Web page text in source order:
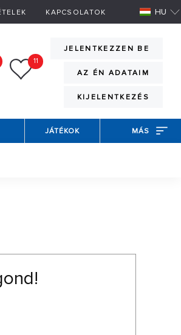
KAPCSOLATOK HU
JELENTKEZZEN BE
AZ ÉN ADATAIM
KIJELENTKEZÉS
11
JÁTÉKOK MÁS